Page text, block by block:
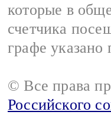
которые в
счетчика
графе указано
© Все права
Российского